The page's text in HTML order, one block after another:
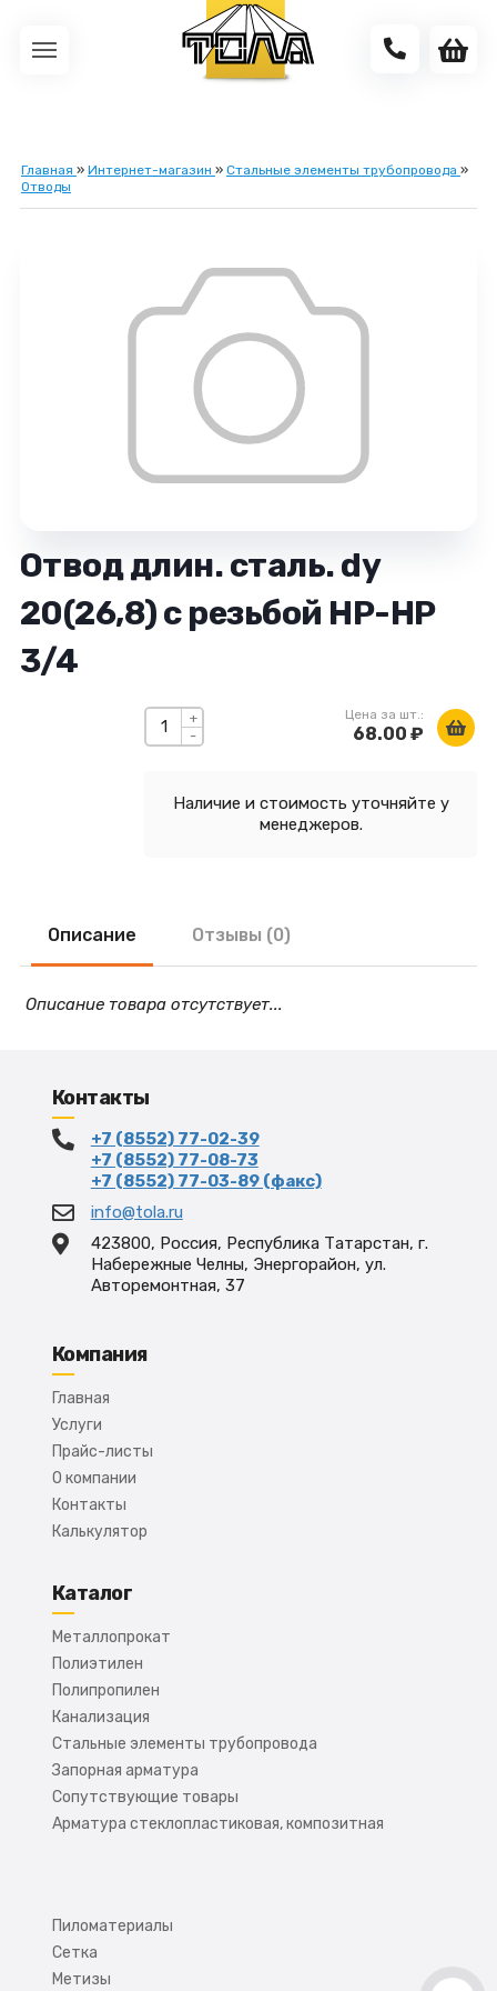
Главная » Интернет-магазин » Стальные элементы трубопровода »
Отводы
Отвод длин. сталь. dy
20(26,8) с резьбой НР-НР
3/4
-
+ Цена за шт.:
68.00 ₽
Наличие и стоимость уточняйте у
менеджеров.
Описание Отзывы (0)
Описание товара отсутствует...
Контакты
+7 (8552) 77-02-39
+7 (8552) 77-08-73
+7 (8552) 77-03-89 (факс)
info@tola.ru
423800, Россия, Республика Татарстан, г.
Набережные Челны, Энергорайон, ул.
Авторемонтная, 37
Компания
Главная
Услуги
Прайс-листы
О компании
Контакты
Калькулятор
Каталог
Металлопрокат
Полиэтилен
Полипропилен
Канализация
Стальные элементы трубопровода
Запорная арматура
Сопутствующие товары
Арматура стеклопластиковая, композитная
Пиломатериалы
Сетка
Метизы